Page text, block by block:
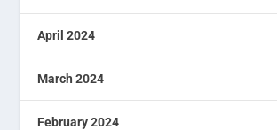
April 2024
March 2024
February 2024